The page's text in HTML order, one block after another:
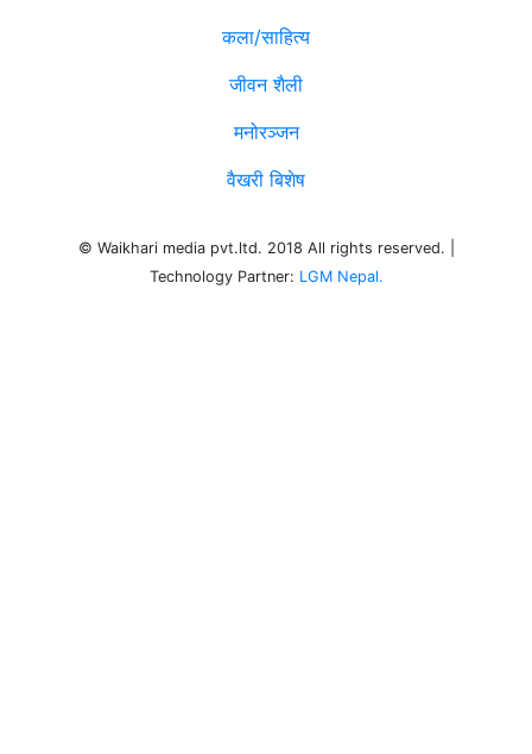
कला/साहित्य
जीवन शैली
मनोरञ्जन
वैखरी बिशेष
© Waikhari media pvt.ltd. 2018 All rights reserved. |
Technology Partner: LGM Nepal.